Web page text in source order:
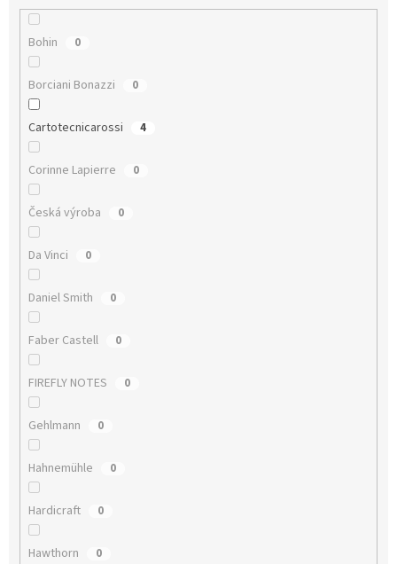
Bohin 0
Borciani Bonazzi 0
Cartotecnicarossi 4
Corinne Lapierre 0
Česká výroba 0
Da Vinci 0
Daniel Smith 0
Faber Castell 0
FIREFLY NOTES 0
Gehlmann 0
Hahnemühle 0
Hardicraft 0
Hawthorn 0